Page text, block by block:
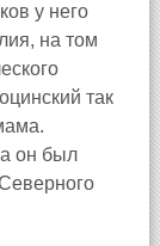
у него
на том
так
он был